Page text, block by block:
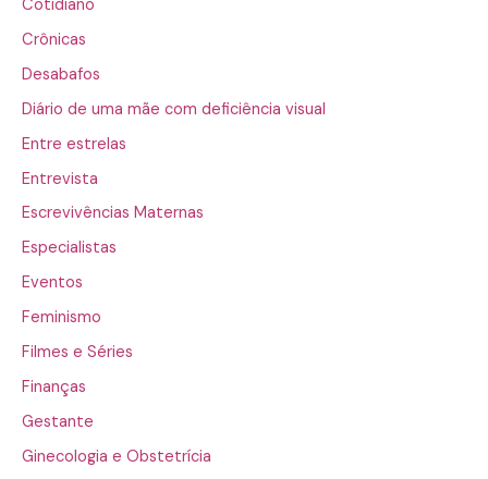
Cotidiano
Crônicas
Desabafos
Diário de uma mãe com deficiência visual
Entre estrelas
Entrevista
Escrevivências Maternas
Especialistas
Eventos
Feminismo
Filmes e Séries
Finanças
Gestante
Ginecologia e Obstetrícia